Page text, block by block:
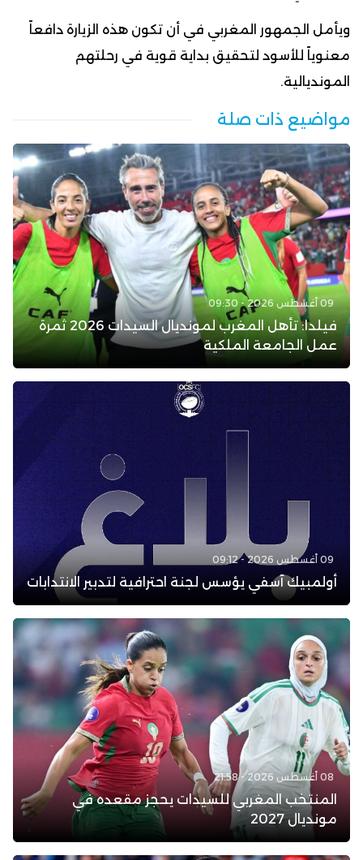
ويأمل الجمهور المغربي في أن تكون هذه الزيارة دافعاً
معنوياً للأسود لتحقيق بداية قوية في رحلتهم
المونديالية.
مواضيع ذات صلة
09 أغسطس 2026 - 09:30
فيلدا: تأهل المغرب لمونديال السيدات 2026 ثمرة
عمل الجامعة الملكية
09 أغسطس 2026 - 09:12
أولمبيك آسفي يؤسس لجنة احترافية لتدبير الانتدابات
08 أغسطس 2026 - 21:58
المنتخب المغربي للسيدات يحجز مقعده في
مونديال 2027